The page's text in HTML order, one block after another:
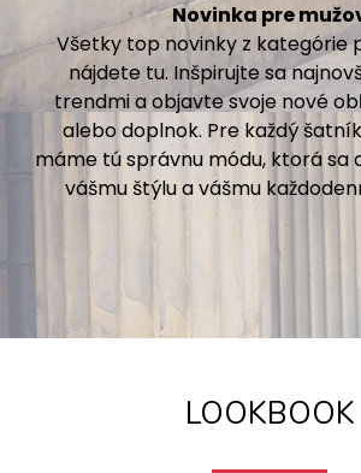
Novinka pre
Všetky top novinky z kategórie
nájdete tu. Inšpirujte sa
trendmi a objavte svoje nové
alebo doplnok. Pre každý
máme tú správnu módu, ktorá sa
vášmu štýlu a vášmu
LOOKBOOK